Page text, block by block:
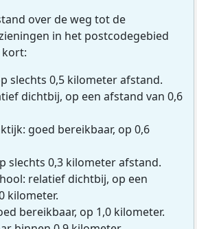
over de weg tot de
in het postcodegebied
kort:
slechts 0,5 kilometer afstand.
dichtbij, op een afstand van 0,6
goed bereikbaar, op 0,6
slechts 0,3 kilometer afstand.
relatief dichtbij, op een
kilometer.
bereikbaar, op 1,0 kilometer.